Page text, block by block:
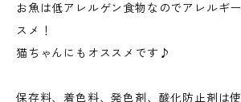
お魚は低アレルゲン食物なのでアレルギ
スメ！
猫ちゃんにもオススメです♪
保存料、着色料、発色剤、酸化防止剤は